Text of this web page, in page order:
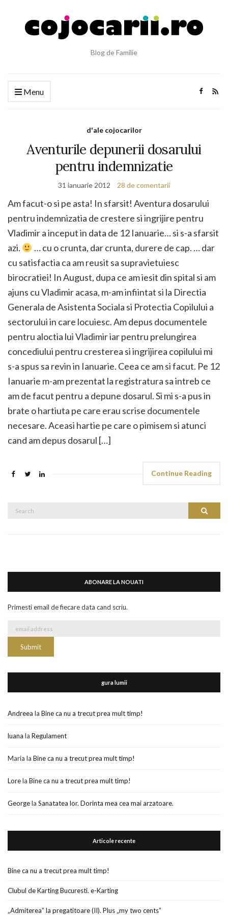
Blog de Familie
Menu
d'ale cojocarilor
Aventurile depunerii dosarului
pentru indemnizatie
31 ianuarie 2012 28 de comentarii
Am facut-o si pe asta! In sfarsit! Aventura dosarului
pentru indemnizatia de crestere si ingrijire pentru
Vladimir a inceput in data de 12 Ianuarie… si s-a sfarsit
azi.
… cu o crunta, dar crunta, durere de cap. … dar
cu satisfactia ca am reusit sa supravietuiesc
birocratiei! In August, dupa ce am iesit din spital si am
ajuns cu Vladimir acasa, m-am infiintat si la Directia
Generala de Asistenta Sociala si Protectia Copilului a
sectorului in care locuiesc. Am depus documentele
pentru aloctia lui Vladimir iar pentru prelungirea
concediului pentru cresterea si ingrijirea copilului mi
s-a spus sa revin in Ianuarie. Ceea ce am si facut. Pe 12
Ianuarie m-am prezentat la registratura sa intreb ce
am de facut pentru a depune dosarul. Si mi s-a pus in
brate o hartiuta pe care erau scrise documentele
necesare. Aceasi hartie pe care o pimisem si atunci
cand am depus dosarul […]
Continue Reading
Search
ABONARE LA NOUATI
Primesti email de fiecare data cand scriu.
gura lumii
Andreea la Bine ca nu a trecut prea mult timp!
luana la Regulament
Maria la Bine ca nu a trecut prea mult timp!
Lorela Bine ca nu a trecut prea mult timp!
Georgela Sanatatea lor. Dorinta mea cea mai arzatoare.
Articole recente
Bine ca nu a trecut prea mult timp!
Clubul de Karting Bucuresti. e-Karting
„Admiterea” la pregatitoare (II). Plus „my two cents”